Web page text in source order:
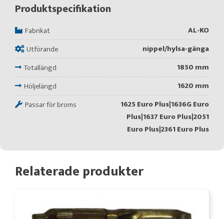
Produktspecifikation
Fabrikat
AL-KO
Utförande
nippel/hylsa-gänga
Totallängd
1850 mm
Höljelängd
1620 mm
Passar för broms
1625 Euro Plus|1636G Euro
Plus|1637 Euro Plus|2051
Euro Plus|2361 Euro Plus
Relaterade produkter